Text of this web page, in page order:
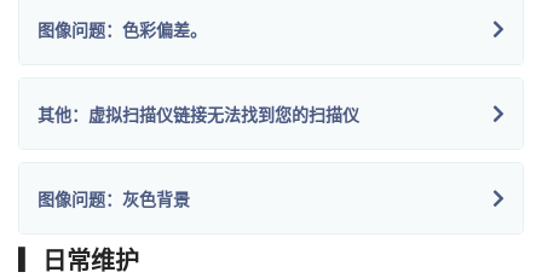
图像问题：色彩偏差。
其他：虚拟扫描仪链接无法找到您的扫描仪
图像问题：灰色背景
▎日常维护